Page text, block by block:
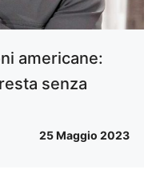
americane:
senza
25 Maggio 2023